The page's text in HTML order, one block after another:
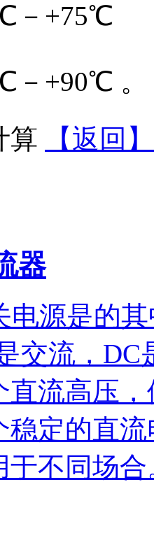
－+75℃
－+90℃ 。
【返回】
器
电源是的
流，DC
直流高压
稳定的直
于不同场合